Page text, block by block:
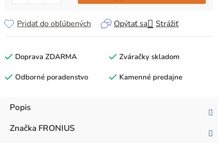
Opýtať sa Strážiť
Pridať do obľúbených
Doprava ZDARMA Zváračky skladom
Odborné poradenstvo Kamenné predajne
Popis
Značka FRONIUS